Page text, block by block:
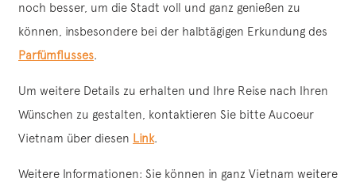
noch besser, um die Stadt voll und ganz genießen zu
können, insbesondere bei der halbtägigen Erkundung des
Parfümflusses.
Um weitere Details zu erhalten und Ihre Reise nach Ihren
Wünschen zu gestalten, kontaktieren Sie bitte Aucoeur
Vietnam über diesen Link.
Weitere Informationen: Sie können in ganz Vietnam weitere